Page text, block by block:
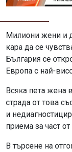
Милиони жени и
кара да се
България се
Европа с най-
Всяка пета жена
страда от това
и
приема за част
В търсене на